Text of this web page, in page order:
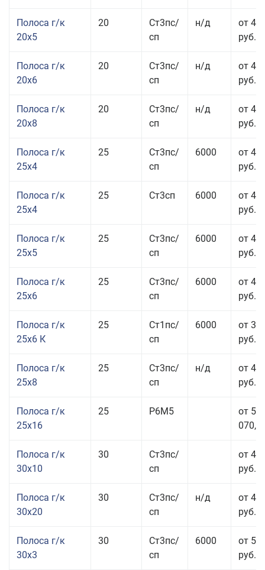
Полоса г/к
20x5
20
Ст3пс/
сп
н/д
от 43
руб.
Полоса г/к
20x6
20
Ст3пс/
сп
н/д
от 45
руб.
Полоса г/к
20x8
20
Ст3пс/
сп
н/д
от 45
руб.
Полоса г/к
25x4
25
Ст3пс/
сп
6000
от 43
руб.
Полоса г/к
25x4
25 Ст3сп 6000
от 43
руб.
Полоса г/к
25x5
25
Ст3пс/
сп
6000
от 42
руб.
Полоса г/к
25x6
25
Ст3пс/
сп
6000
от 44
руб.
Полоса г/к
25x6 К
25
Ст1пс/
сп
6000
от 35
руб.
Полоса г/к
25x8
25
Ст3пс/
сп
н/д
от 44
руб.
Полоса г/к
25x16
25 Р6М5
от
Полоса г/к
30x10
30
Ст3пс/
сп
от 46
руб.
Полоса г/к
30x20
30
Ст3пс/
сп
н/д
от 44
руб.
Полоса г/к
30x3
30
Ст3пс/
сп
6000
от 50
руб.